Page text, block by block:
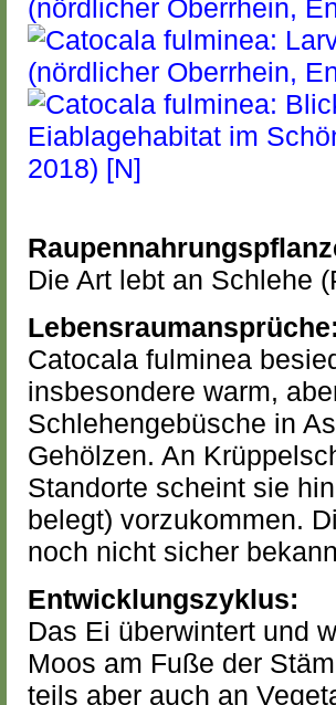
Die Art lebt an Schlehe
Catocala fulminea
insbesondere warm,
Schlehengebüsche in
Gehölzen. An
Standorte scheint sie
belegt) vorzukommen.
noch nicht sicher
Entwicklungszyklus:
Das Ei überwintert und
Moos am Fuße der
teils aber auch an